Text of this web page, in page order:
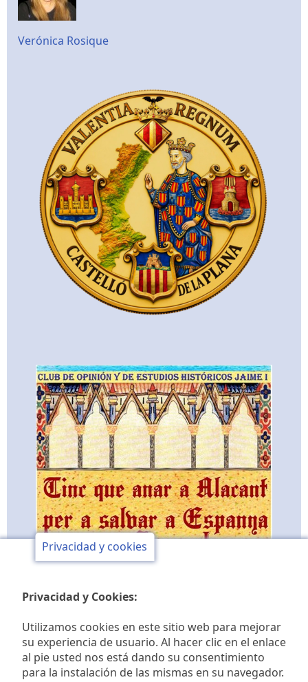
Verónica Rosique
Club de opinión y de
Privacidad y cookies
Privacidad y Cookies:
Utilizamos cookies en este sitio web para mejorar
su experiencia de usuario. Al hacer clic en el enlace
al pie usted nos está dando su consentimiento
para la instalación de las mismas en su navegador.